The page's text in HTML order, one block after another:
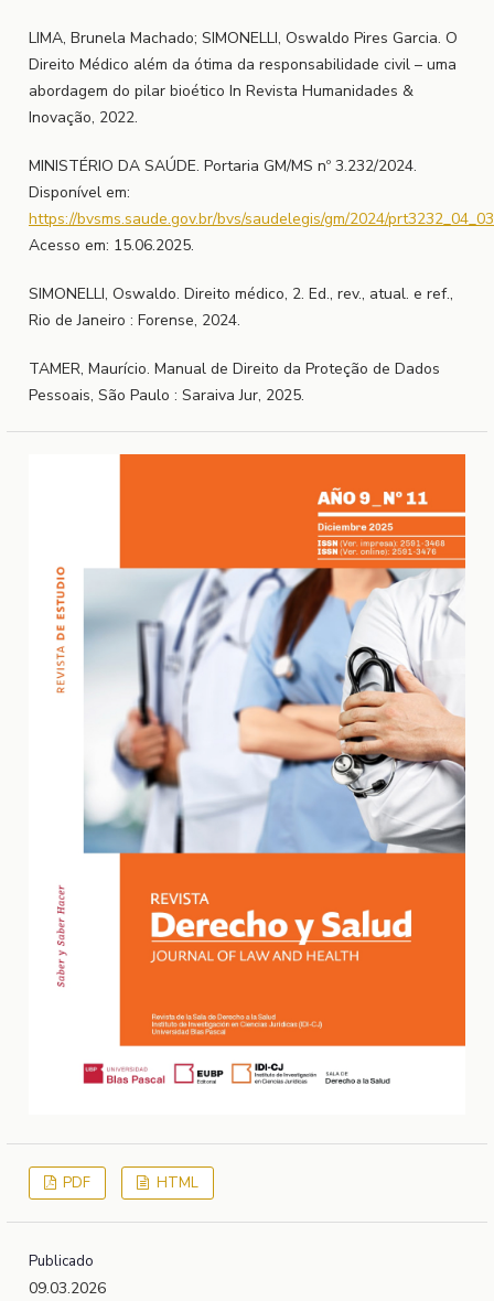
LIMA, Brunela Machado; SIMONELLI, Oswaldo Pires Garcia. O
Direito Médico além da ótima da responsabilidade civil – uma
abordagem do pilar bioético In Revista Humanidades &
Inovação, 2022.
MINISTÉRIO DA SAÚDE. Portaria GM/MS nº 3.232/2024.
Disponível em:
https://bvsms.saude.gov.br/bvs/saudelegis/gm/2024/
Acesso em: 15.06.2025.
SIMONELLI, Oswaldo. Direito médico, 2. Ed., rev., atual. e ref.,
Rio de Janeiro : Forense, 2024.
TAMER, Maurício. Manual de Direito da Proteção de Dados
Pessoais, São Paulo : Saraiva Jur, 2025.
PDF HTML
Publicado
09.03.2026